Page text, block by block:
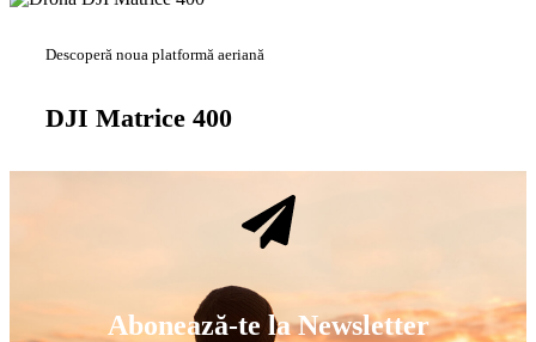
Descoperă noua platformă aeriană
DJI Matrice 400
Abonează-te la Newsletter